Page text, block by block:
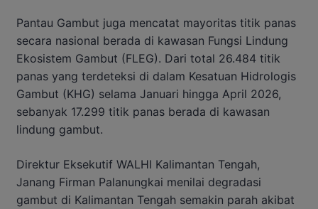
Pantau Gambut juga mencatat mayoritas titik panas
secara nasional berada di kawasan Fungsi Lindung
Ekosistem Gambut (FLEG). Dari total 26.484 titik
panas yang terdeteksi di dalam Kesatuan Hidrologis
Gambut (KHG) selama Januari hingga April 2026,
sebanyak 17.299 titik panas berada di kawasan
lindung gambut.
Direktur Eksekutif WALHI Kalimantan Tengah,
Janang Firman Palanungkai menilai degradasi
gambut di Kalimantan Tengah semakin parah akibat